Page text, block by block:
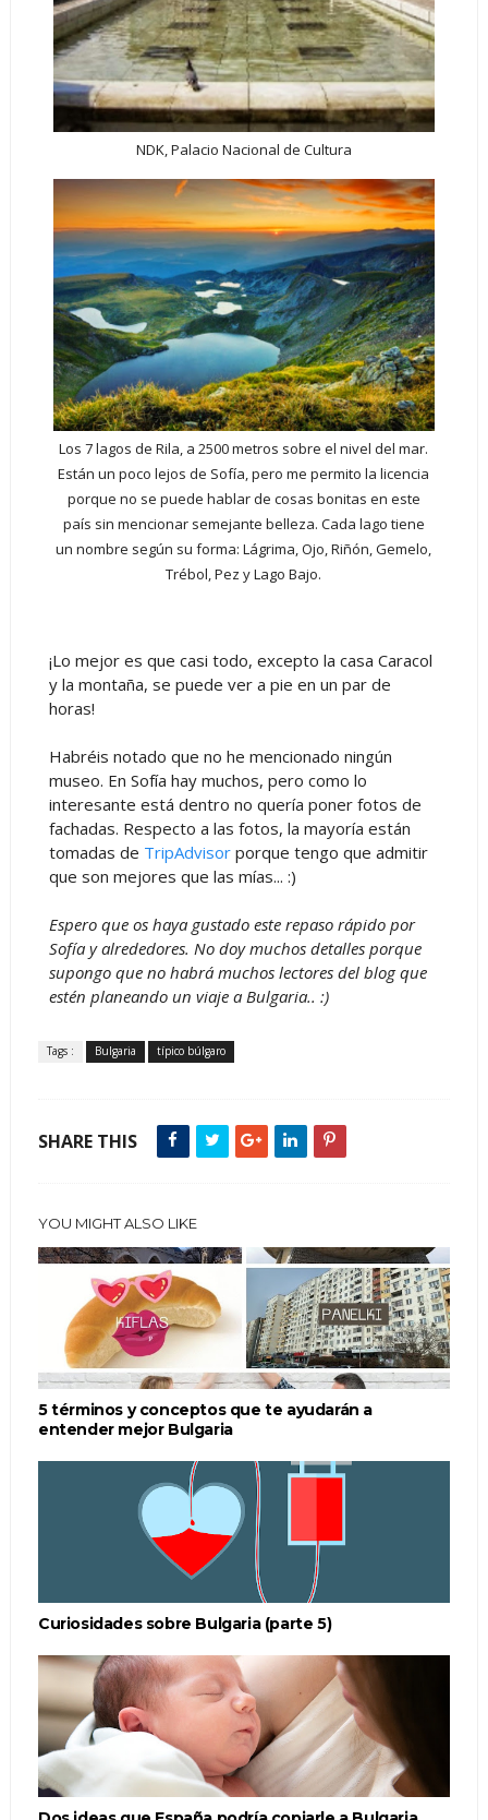
NDK, Palacio Nacional de Cultura
Los 7 lagos de Rila, a 2500 metros sobre el nivel del mar.
Están un poco lejos de Sofía, pero me permito la licencia
porque no se puede hablar de cosas bonitas en este
país sin mencionar semejante belleza. Cada lago tiene
un nombre según su forma: Lágrima, Ojo, Riñón, Gemelo,
Trébol, Pez y Lago Bajo.
¡Lo mejor es que casi todo, excepto la casa Caracol
y la montaña, se puede ver a pie en un par de
horas!
Habréis notado que no he mencionado ningún
museo. En Sofía hay muchos, pero como lo
interesante está dentro no quería poner fotos de
fachadas. Respecto a las fotos, la mayoría están
tomadas de TripAdvisorporque tengo que admitir
que son mejores que las mías... :)
Espero que os haya gustado este repaso rápido por
Sofía y alrededores. No doy muchos detalles porque
supongo que no habrá muchos lectores del blog que
estén planeando un viaje a Bulgaria.. :)
Tags : Bulgaria típico búlgaro
SHARE THIS
YOU MIGHT ALSO LIKE
5 términos y conceptos que te ayudarán a
entender mejor Bulgaria
Curiosidades sobre Bulgaria (parte 5)